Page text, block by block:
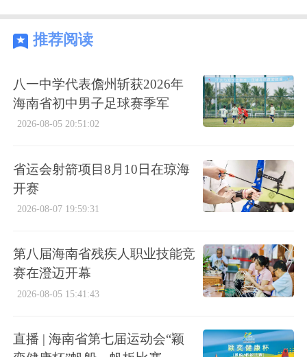
推荐阅读
八一中学代表儋州斩获2026年
海南省初中男子足球赛季军
2026-08-05 20:51:02
省运会射箭项目8月10日在琼海
开赛
2026-08-07 19:59:31
第八届海南省残疾人职业技能竞
赛在澄迈开幕
2026-08-05 15:41:43
直播 | 海南省第七届运动会“颖